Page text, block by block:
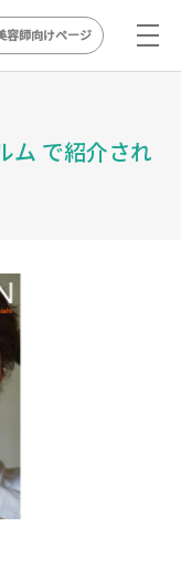
容師向けページ
ム で紹介され